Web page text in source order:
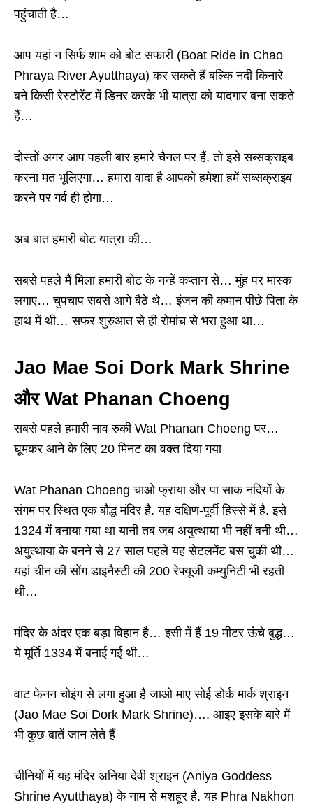
पहुंचाती है…
आप यहां न सिर्फ शाम को बोट सफारी (Boat Ride in Chao
Phraya River Ayutthaya) कर सकते हैं बल्कि नदी किनारे
बने किसी रेस्टोरेंट में डिनर करके भी यात्रा को यादगार बना सकते
हैं…
दोस्तों अगर आप पहली बार हमारे चैनल पर हैं, तो इसे सब्सक्राइब
करना मत भूलिएगा… हमारा वादा है आपको हमेशा हमें सब्सक्राइब
करने पर गर्व ही होगा…
अब बात हमारी बोट यात्रा की…
सबसे पहले मैं मिला हमारी बोट के नन्हें कप्तान से… मुंह पर मास्क
लगाए… चुपचाप सबसे आगे बैठे थे… इंजन की कमान पीछे पिता के
हाथ में थी… सफर शुरुआत से ही रोमांच से भरा हुआ था…
Jao Mae Soi Dork Mark Shrine
और Wat Phanan Choeng
सबसे पहले हमारी नाव रुकी Wat Phanan Choeng पर…
घूमकर आने के लिए 20 मिनट का वक्त दिया गया
Wat Phanan Choeng चाओ फ्राया और पा साक नदियों के
संगम पर स्थित एक बौद्ध मंदिर है. यह दक्षिण-पूर्वी हिस्से में है. इसे
1324 में बनाया गया था यानी तब जब अयुत्थाया भी नहीं बनी थी…
अयुत्थाया के बनने से 27 साल पहले यह सेटलमेंट बस चुकी थी…
यहां चीन की सोंग डाइनैस्टी की 200 रेफ्यूजी कम्युनिटी भी रहती
थी…
मंदिर के अंदर एक बड़ा विहान है… इसी में हैं 19 मीटर ऊंचे बुद्ध…
ये मूर्ति 1334 में बनाई गई थी…
वाट फेनन चोइंग से लगा हुआ है जाओ माए सोई डोर्क मार्क श्राइन
(Jao Mae Soi Dork Mark Shrine)…. आइए इसके बारे में
भी कुछ बातें जान लेते हैं
चीनियों में यह मंदिर अनिया देवी श्राइन (Aniya Goddess
Shrine Ayutthaya) के नाम से मशहूर है. यह Phra Nakhon